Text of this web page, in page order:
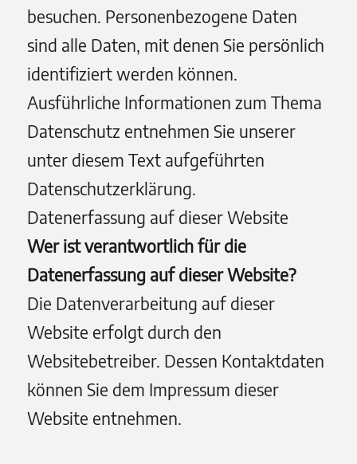
besuchen. Personenbezogene Daten
sind alle Daten, mit denen Sie persönlich
identifiziert werden können.
Ausführliche Informationen zum Thema
Datenschutz entnehmen Sie unserer
unter diesem Text aufgeführten
Datenschutzerklärung.
Datenerfassung auf dieser Website
Wer ist verantwortlich für die
Datenerfassung auf dieser Website?
Die Datenverarbeitung auf dieser
Website erfolgt durch den
Websitebetreiber. Dessen Kontaktdaten
können Sie dem Impressum dieser
Website entnehmen.